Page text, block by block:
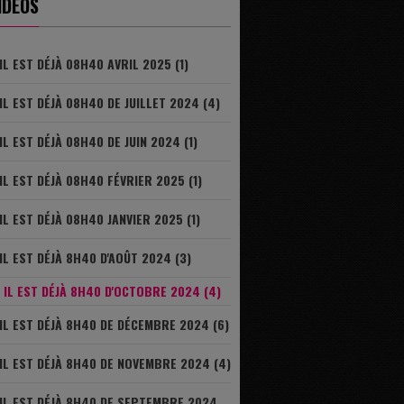
IL EST DÉJÀ 08H40 AVRIL 2025 (1)
IL EST DÉJÀ 08H40 DE JUILLET 2024 (4)
IL EST DÉJÀ 08H40 DE JUIN 2024 (1)
IL EST DÉJÀ 08H40 FÉVRIER 2025 (1)
IL EST DÉJÀ 08H40 JANVIER 2025 (1)
IL EST DÉJÀ 8H40 D'AOÛT 2024 (3)
IL EST DÉJÀ 8H40 D'OCTOBRE 2024 (4)
IL EST DÉJÀ 8H40 DE DÉCEMBRE 2024 (6)
IL EST DÉJÀ 8H40 DE NOVEMBRE 2024 (4)